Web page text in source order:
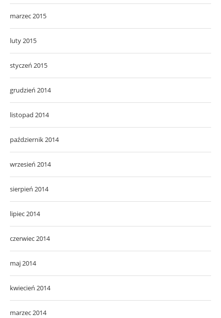
marzec 2015
luty 2015
styczeń 2015
grudzień 2014
listopad 2014
październik 2014
wrzesień 2014
sierpień 2014
lipiec 2014
czerwiec 2014
maj 2014
kwiecień 2014
marzec 2014